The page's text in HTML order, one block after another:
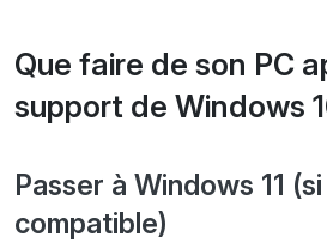
Que faire de son PC
support de Windows
Passer à Windows 11
compatible)